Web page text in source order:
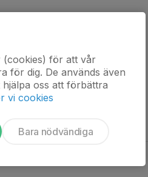
(cookies) för att vår
för dig. De används även
oss att förbättra
vi cookies
Bara nödvändiga